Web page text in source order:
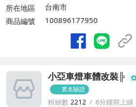
所在地區
台南市
商品編號
100896177950
小亞車燈車體改裝╠
實名驗證
粉絲數 2212 6分鐘前上線